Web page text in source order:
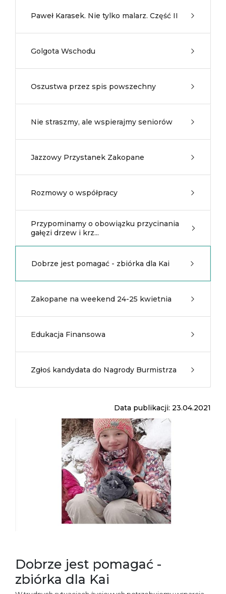
Paweł Karasek. Nie tylko malarz. Część II
Golgota Wschodu
Oszustwa przez spis powszechny
Nie straszmy, ale wspierajmy seniorów
Jazzowy Przystanek Zakopane
Rozmowy o współpracy
Przypominamy o obowiązku przycinania
gałęzi drzew i krz...
Dobrze jest pomagać - zbiórka dla Kai
Zakopane na weekend 24-25 kwietnia
Edukacja Finansowa
Zgłoś kandydata do Nagrody Burmistrza
Data publikacji: 23.04.2021
Dobrze jest pomagać -
zbiórka dla Kai